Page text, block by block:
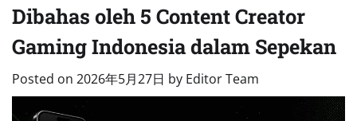
Dibahas oleh 5 Content Creator
Gaming Indonesia dalam Sepekan
Posted on 2026年5月27日 by Editor Team